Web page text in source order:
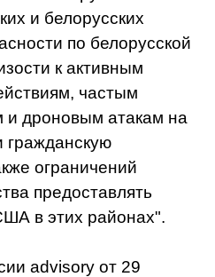
и белорусских
по белорусской
к активным
частым
и дроновым атакам на
гражданскую
ограничений
предоставлять
в этих районах".
advisory от 29